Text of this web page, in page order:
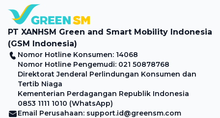
BCA Credit Card Mastercard Globe dan BCA Credit […]
PT XANHSM Green and Smart Mobility Indonesia
(GSM Indonesia)
Nomor Hotline Konsumen: 14068
Nomor Hotline Pengemudi: 021 50878768
Direktorat Jenderal Perlindungan Konsumen dan
Tertib Niaga
Kementerian Perdagangan Republik Indonesia
0853 1111 1010 (WhatsApp)
Email Perusahaan: support.id@greensm.com